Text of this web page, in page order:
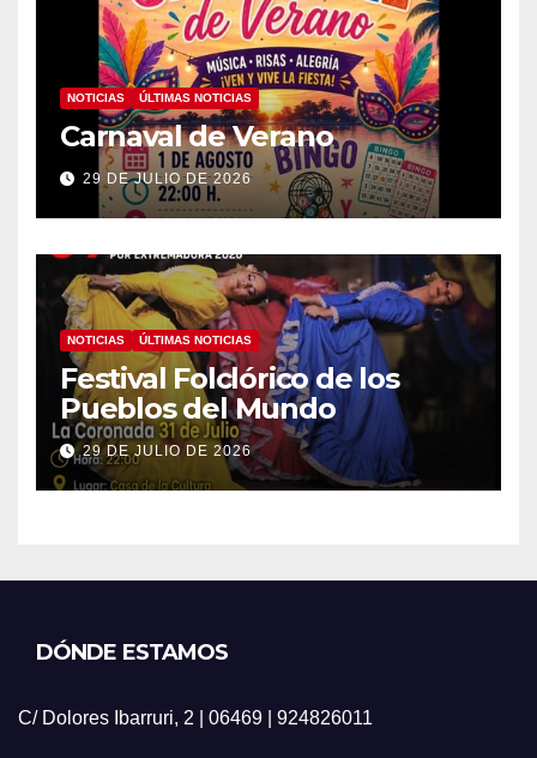
NOTICIAS ÚLTIMAS NOTICIAS
Carnaval de Verano
29 DE JULIO DE 2026
NOTICIAS ÚLTIMAS NOTICIAS
Festival Folclórico de los
Pueblos del Mundo
29 DE JULIO DE 2026
DÓNDE ESTAMOS
C/ Dolores Ibarruri, 2 | 06469 | 924826011